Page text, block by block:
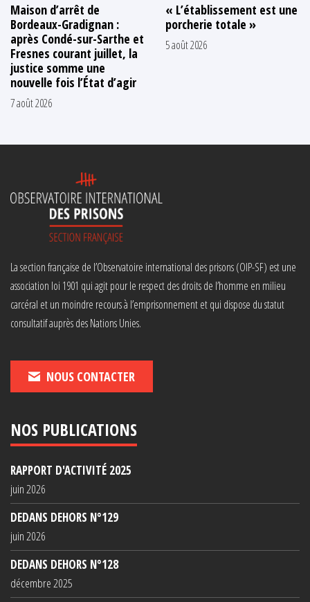
Maison d’arrêt de
Bordeaux-Gradignan :
après Condé-sur-Sarthe et
Fresnes courant juillet, la
justice somme une
nouvelle fois l’État d’agir
7 août 2026
« L’établissement est une
porcherie totale »
5 août 2026
La section française de l’Observatoire international des prisons (OIP-SF) est une
association loi 1901 qui agit pour le respect des droits de l’homme en milieu
carcéral et un moindre recours à l’emprisonnement et qui dispose du statut
consultatif auprès des Nations Unies.
NOUS CONTACTER
NOS PUBLICATIONS
RAPPORT D'ACTIVITÉ 2025
juin 2026
DEDANS DEHORS N°129
juin 2026
DEDANS DEHORS N°128
décembre 2025